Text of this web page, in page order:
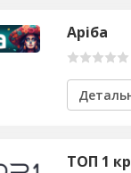
Аріба
ТОП 1